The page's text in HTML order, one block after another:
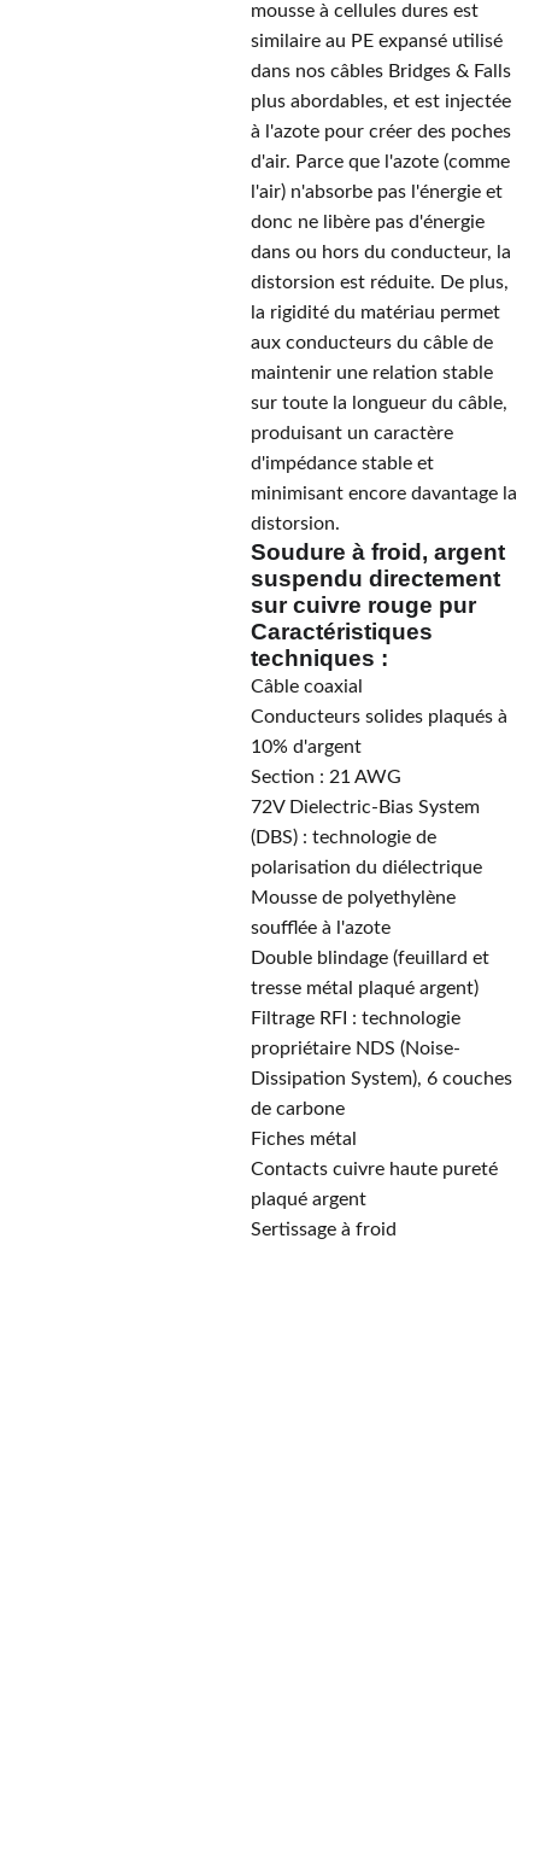
mousse à cellules dures est
similaire au PE expansé utilisé
dans nos câbles Bridges & Falls
plus abordables, et est injectée
à l'azote pour créer des poches
d'air. Parce que l'azote (comme
l'air) n'absorbe pas l'énergie et
donc ne libère pas d'énergie
dans ou hors du conducteur, la
distorsion est réduite. De plus,
la rigidité du matériau permet
aux conducteurs du câble de
maintenir une relation stable
sur toute la longueur du câble,
produisant un caractère
d'impédance stable et
minimisant encore davantage la
distorsion.
Soudure à froid, argent
suspendu directement
sur cuivre rouge pur
Caractéristiques
techniques :
Câble coaxial
Conducteurs solides plaqués à
10% d'argent
Section : 21 AWG
72V Dielectric-Bias System
(DBS) : technologie de
polarisation du diélectrique
Mousse de polyethylène
soufflée à l'azote
Double blindage (feuillard et
tresse métal plaqué argent)
Filtrage RFI : technologie
propriétaire NDS (Noise-
Dissipation System), 6 couches
de carbone
Fiches métal
Contacts cuivre haute pureté
plaqué argent
Sertissage à froid